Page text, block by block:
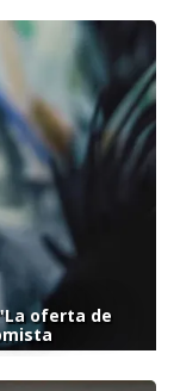
oferta de